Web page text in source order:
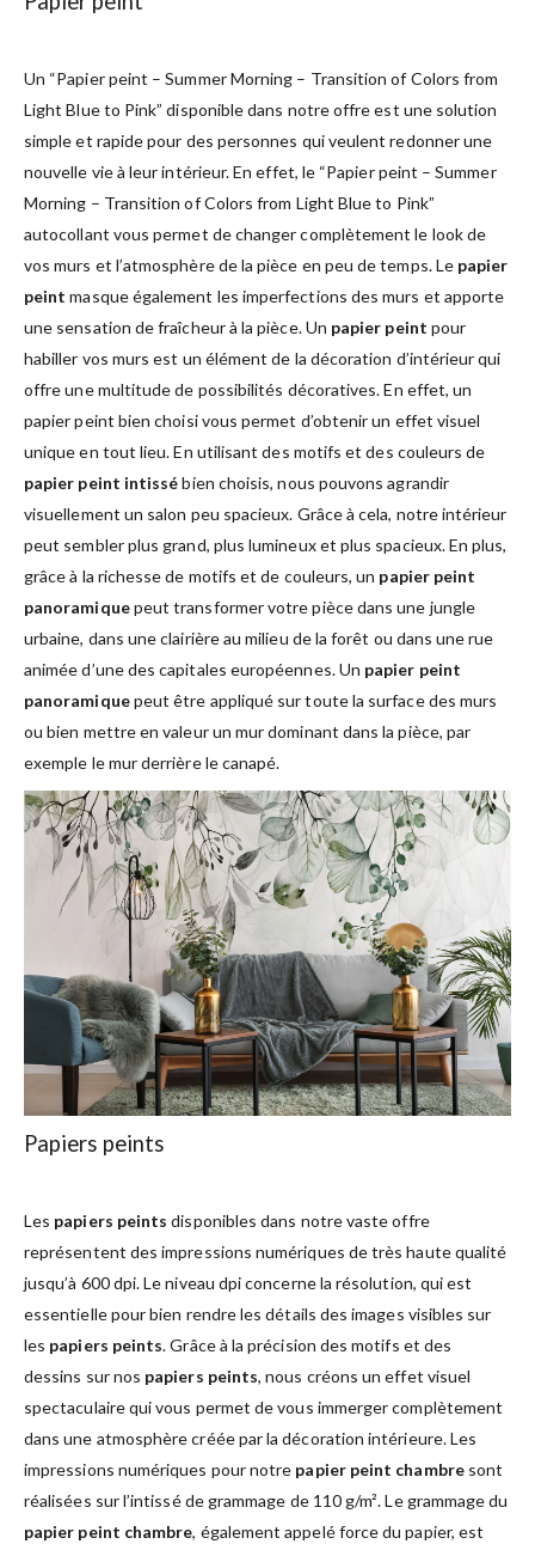
Un “Papier peint – Summer Morning – Transition of Colors from
Light Blue to Pink” disponible dans notre offre est une solution
simple et rapide pour des personnes qui veulent redonner une
nouvelle vie à leur intérieur. En effet, le “Papier peint – Summer
Morning – Transition of Colors from Light Blue to Pink”
autocollant vous permet de changer complètement le look de
vos murs et l’atmosphère de la pièce en peu de temps. Le papier
peint masque également les imperfections des murs et apporte
une sensation de fraîcheur à la pièce. Un papier peint pour
habiller vos murs est un élément de la décoration d’intérieur qui
offre une multitude de possibilités décoratives. En effet, un
papier peint bien choisi vous permet d’obtenir un effet visuel
unique en tout lieu. En utilisant des motifs et des couleurs de
papier peint intissébien choisis, nous pouvons agrandir
visuellement un salon peu spacieux. Grâce à cela, notre intérieur
peut sembler plus grand, plus lumineux et plus spacieux. En plus,
grâce à la richesse de motifs et de couleurs, un papier peint
panoramiquepeut transformer votre pièce dans une jungle
urbaine, dans une clairière au milieu de la forêt ou dans une rue
animée d’une des capitales européennes. Un papier peint
panoramiquepeut être appliqué sur toute la surface des murs
ou bien mettre en valeur un mur dominant dans la pièce, par
exemple le mur derrière le canapé.
Papiers peints
Les papiers peints disponibles dans notre vaste offre
représentent des impressions numériques de très haute qualité
jusqu’à 600 dpi. Le niveau dpi concerne la résolution, qui est
essentielle pour bien rendre les détails des images visibles sur
les papiers peints. Grâce à la précision des motifs et des
dessins sur nos papiers peints, nous créons un effet visuel
spectaculaire qui vous permet de vous immerger complètement
dans une atmosphère créée par la décoration intérieure. Les
impressions numériques pour notre papier peint chambresont
réalisées sur l’intissé de grammage de 110 g/m². Le grammage du
papier peint chambre, également appelé force du papier, est